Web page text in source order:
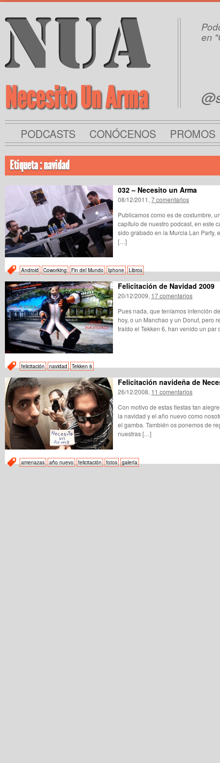
Necesito Un Arma
en
PODCASTS CONÓCENOS PROMOS
Etiqueta : navidad
032 – Necesito un Arma
08/12/2011, 7 comentarios
Publicamos como es de costumbre,
capítulo de nuestro podcast, en este
sido grabado en la Murcia Lan Party,
[…]
Android Coworking Fin del Mundo Iphone Libros
Felicitación de Navidad 2009
20/12/2009, 17 comentarios
Pues nada, que teníamos intención
hoy, o un Manchao y un Donut, pero
traído el Tekken 6, han venido un
felicitación navidad Tekken 6
Felicitación navideña de
26/12/2008, 11 comentarios
Con motivo de estas fiestas tan
la navidad y el año nuevo como
el gamba. También os ponemos de
nuestras […]
amenazas año nuevo felicitación fotos galería